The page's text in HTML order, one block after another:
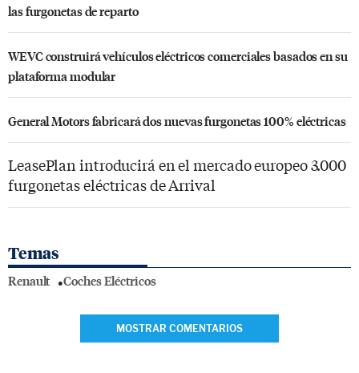
las furgonetas de reparto
WEVC construirá vehículos eléctricos comerciales basados en su
plataforma modular
General Motors fabricará dos nuevas furgonetas 100% eléctricas
LeasePlan introducirá en el mercado europeo 3.000
furgonetas eléctricas de Arrival
Temas
Renault Coches Eléctricos
MOSTRAR COMENTARIOS